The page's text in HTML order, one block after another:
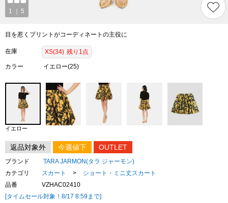
目を惹くプリントがコーディネートの主役に
在庫 XS(34) 残り1点
カラー イエロー(25)
イエロー
返品対象外 今週値下 OUTLET
ブランド
TARA JARMON(タラ ジャーモン)
カテゴリ
スカート >
ショート・ミニ丈スカート
品番
VZHAC02410
[タイムセール対象！8/17 8:59まで]